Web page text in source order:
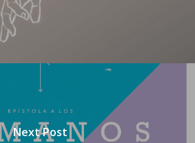
Next Post